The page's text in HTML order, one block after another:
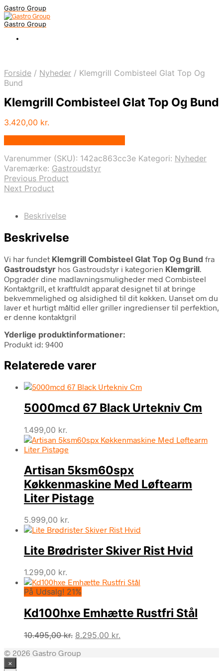
Gastro Group
Gastro Group
Forside / Nyheder / Klemgrill Combisteel Glat Top Og
Bund
Klemgrill Combisteel Glat Top Og Bund
3.420,00 kr.
Varenummer (SKU): 142ac863cc3e Kategori: Nyheder
Varemærke: Gastroudstyr
Previous Product
Next Product
Beskrivelse
Beskrivelse
Vi har fundet Klemgrill Combisteel Glat Top Og Bund fra
Gastroudstyr hos Gastroudstyr i kategorien Klemgrill.
Opgradér dine madlavningsmuligheder med Combisteel
Kontaktgrill, et kraftfuldt apparat designet til at bringe
bekvemmelighed og alsidighed til dit køkken. Uanset om du
laver et hurtigt måltid eller griller ingredienser til perfektion,
er denne kontaktgril
Yderlige produktinformationer:
Produkt id: 9400
Relaterede varer
5000mcd 67 Black Urtekniv Cm
1.499,00 kr.
Artisan 5ksm60spx
Køkkenmaskine Med Løftearm
Liter Pistage
5.999,00 kr.
Lite Brødrister Skiver Rist Hvid
1.299,00 kr.
På Udsalg! 21%
Kd100hxe Emhætte Rustfri Stål
10.495,00kr. Den
pris
8.295,00 kr.
© 2026 Gastro Group
×